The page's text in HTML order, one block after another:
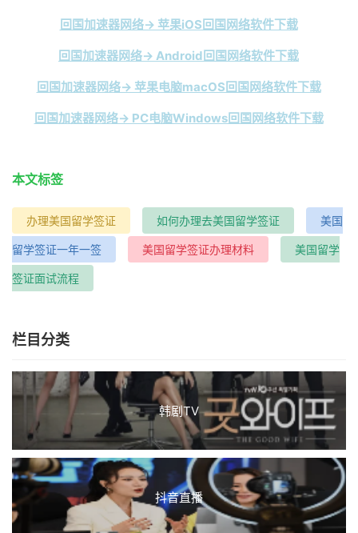
回国加速器网络→ 苹果iOS回国网络软件下载
回国加速器网络→ Android回国网络软件下载
回国加速器网络→ 苹果电脑macOS回国网络软件下载
回国加速器网络→ PC电脑Windows回国网络软件下载
本文标签
办理美国留学签证 如何办理去美国留学签证 美国
留学签证一年一签 美国留学签证办理材料 美国留学
签证面试流程
栏目分类
韩剧TV
抖音直播